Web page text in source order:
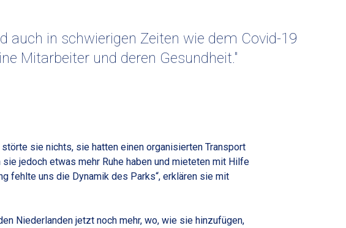
auch in schwierigen Zeiten wie dem Covid-19
Mitarbeiter und deren Gesundheit."
sie nichts, sie hatten einen organisierten Transport
jedoch etwas mehr Ruhe haben und mieteten mit Hilfe
fehlte uns die Dynamik des Parks“, erklären sie mit
Niederlanden jetzt noch mehr, wo, wie sie hinzufügen,